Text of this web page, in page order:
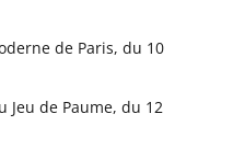
de Paris, du 10
Jeu de Paume, du 12